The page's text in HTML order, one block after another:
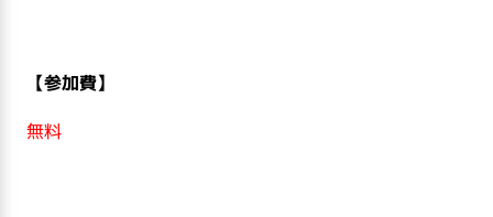
【参加費】
無料